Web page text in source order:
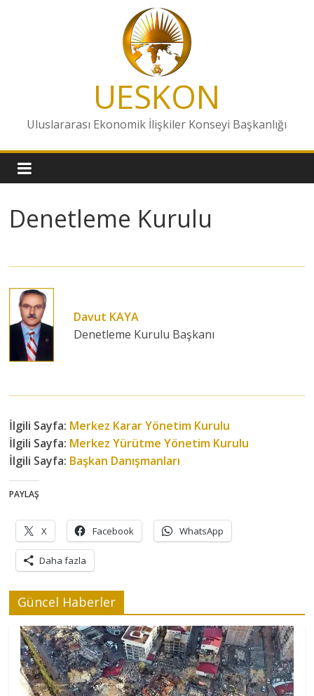
UESKON
Uluslararası Ekonomik İlişkiler Konseyi Başkanlığı
Denetleme Kurulu
Davut KAYA
Denetleme Kurulu Başkanı
İlgili Sayfa: Merkez Karar Yönetim Kurulu
İlgili Sayfa: Merkez Yürütme Yönetim Kurulu
İlgili Sayfa: Başkan Danışmanları
PAYLAŞ
X Facebook WhatsApp
Daha fazla
Güncel Haberler